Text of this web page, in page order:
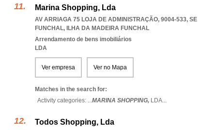
Marina Shopping, Lda
AV ARRIAGA 75 LOJA DE ADMINISTRAÇÃO, 9004-533, SE
FUNCHAL, ILHA DA MADEIRA FUNCHAL
Arrendamento de bens imobiliários
LDA
Ver empresa Ver no Mapa
Matches in the search for:
Activity categories: ...MARINA SHOPPING, LDA...
Todos Shopping, Lda